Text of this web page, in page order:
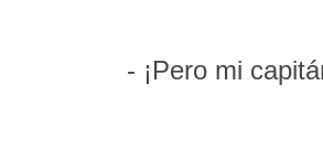
- ¡Pero mi